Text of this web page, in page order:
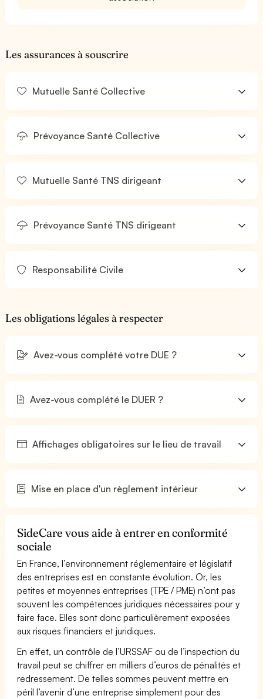
Les assurances à souscrire
Mutuelle Santé Collective
Prévoyance Santé Collective
Mutuelle Santé TNS dirigeant
Prévoyance Santé TNS dirigeant
Responsabilité Civile
Les obligations légales à respecter
Avez-vous complété votre DUE ?
Avez-vous complété le DUER ?
Affichages obligatoires sur le lieu de travail
Mise en place d'un règlement intérieur
SideCare vous aide à entrer en conformité
sociale
En France, l’environnement réglementaire et législatif
des entreprises est en constante évolution. Or, les
petites et moyennes entreprises (TPE / PME) n’ont pas
souvent les compétences juridiques nécessaires pour y
faire face. Elles sont donc particulièrement exposées
aux risques financiers et juridiques.
En effet, un contrôle de l’URSSAF ou de l’inspection du
travail peut se chiffrer en milliers d’euros de pénalités et
redressement. De telles sommes peuvent mettre en
péril l’avenir d’une entreprise simplement pour des